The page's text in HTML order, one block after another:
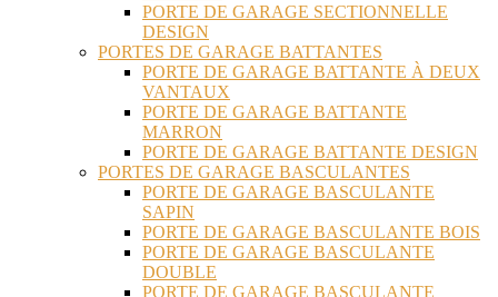
PORTE DE GARAGE SECTIONNELLE
DESIGN
PORTES DE GARAGE BATTANTES
PORTE DE GARAGE BATTANTE À DEUX
VANTAUX
PORTE DE GARAGE BATTANTE
MARRON
PORTE DE GARAGE BATTANTE DESIGN
PORTES DE GARAGE BASCULANTES
PORTE DE GARAGE BASCULANTE
SAPIN
PORTE DE GARAGE BASCULANTE BOIS
PORTE DE GARAGE BASCULANTE
DOUBLE
PORTE DE GARAGE BASCULANTE